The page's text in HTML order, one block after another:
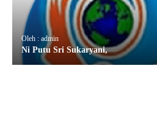
Oleh : admin
Ni Putu Sri Sukaryani,